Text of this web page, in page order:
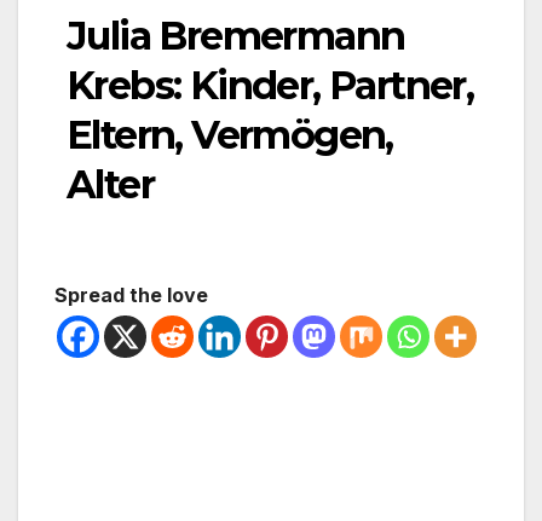
Julia Bremermann
Krebs: Kinder, Partner,
Eltern, Vermögen,
Alter
Spread the love